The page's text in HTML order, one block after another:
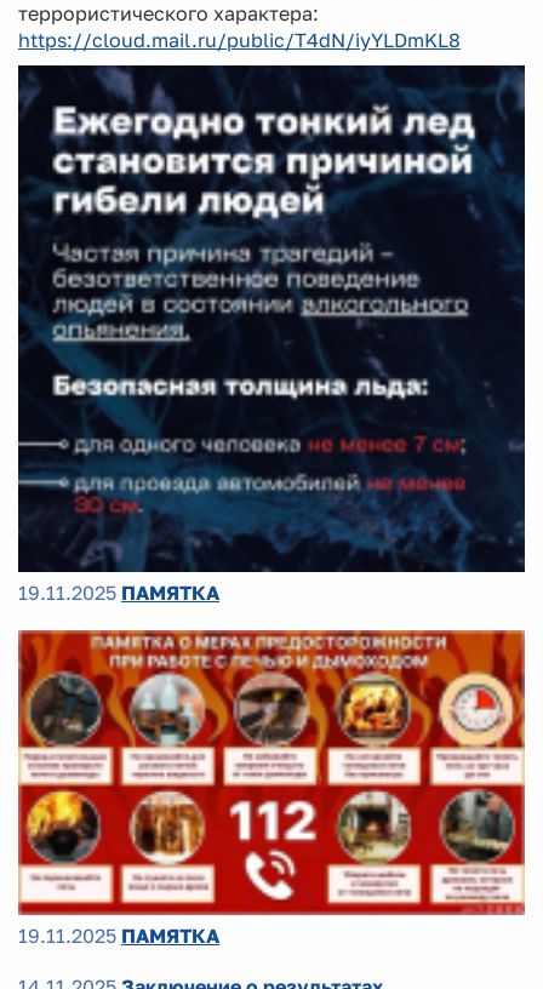
террористического характера:
https://cloud.mail.ru/public/T4dN/iyYLDmKL8
19.11.2025 ПАМЯТКА
19.11.2025 ПАМЯТКА